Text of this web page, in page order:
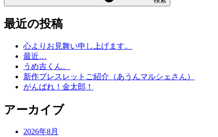
最近の投稿
心よりお見舞い申し上げます。
最近…
うめ吉くん。
新作ブレスレットご紹介（あうんマルシェさん）
がんばれ！金太郎！
アーカイブ
2026年8月